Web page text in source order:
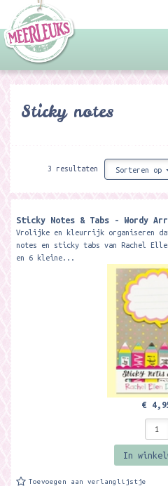
Sticky notes
3 resultaten Sorteren op
Sticky Notes & Tabs - Wordy
Vrolijke en kleurrijk organiseren
notes en sticky tabs van Rachel
en 6 kleine...
€
In
Toevoegen aan verlanglijstje